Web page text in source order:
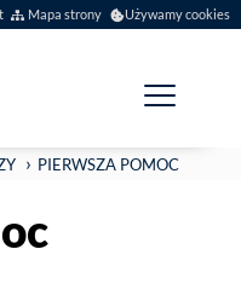
menu
Mapa strony Używamy cookies
PIER­WSZA POMOC